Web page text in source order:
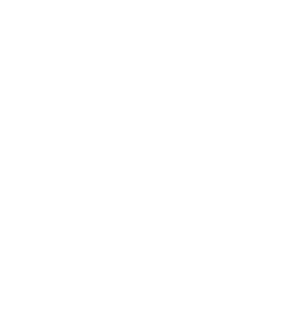
日奖励需当日领取，逾期不补。...